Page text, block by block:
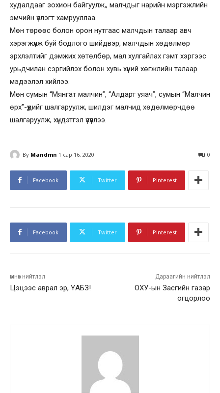
худалдааг зохион байгуулж,, малчдыг нарийн мэргэжлийн
эмчийн үзлэгт хамрууллаа.
Мөн төрөөс болон орон нутгаас малчдын талаар авч
хэрэгжүүлж буй бодлого шийдвэр, малчдын хөдөлмөр
эрхлэлтийг дэмжих хөтөлбөр, мал хулгайлах гэмт хэргээс
урьдчилан сэргийлэх болон хувь хүний хөгжлийн талаар
мэдээлэл хийлээ.
Мөн сумын “Мянгат малчин”, “Алдарт уяач”, сумын “Малчин
өрх”-үүдийг шалгаруулж, шилдэг малчид хөдөлмөрчдөө
шалгаруулж, хүндэтгэл үзүүллээ.
By Mandmn 1 сар 16, 2020 0
Facebook Twitter Pinterest
Facebook Twitter Pinterest
өмнөх нийтлэл
Цэцээс аврал эр, ҮАБЗ!
Дараагийн нийтлэл
ОХУ-ын Засгийн газар
огцорлоо